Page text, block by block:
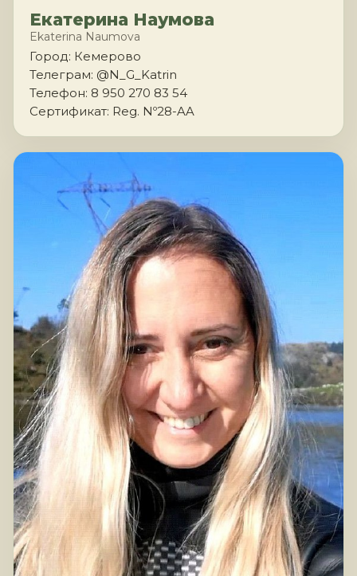
Екатерина Наумова
Ekaterina Naumova
Город: Кемерово
Телеграм: @N_G_Katrin
Телефон: 8 950 270 83 54
Сертификат: Reg. Nº28-AA